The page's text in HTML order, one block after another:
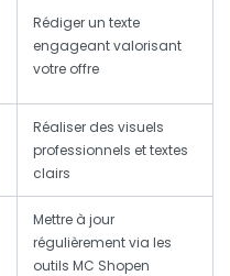
Rédiger un texte
engageant valorisant
votre offre
Réaliser des visuels
professionnels et textes
clairs
Mettre à jour
régulièrement via les
outils MC Shopen